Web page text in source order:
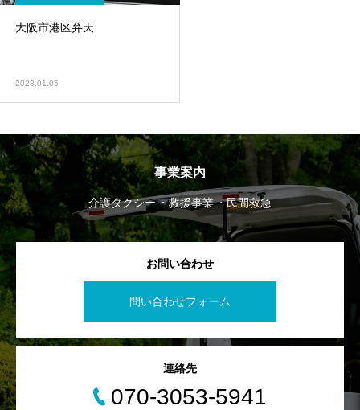
大阪市港区弁天
2023.01.05
事業案内
介護タクシー 救援事業 民間救急
お問い合わせ
問い合わせフォーム
連絡先
070-3053-5941